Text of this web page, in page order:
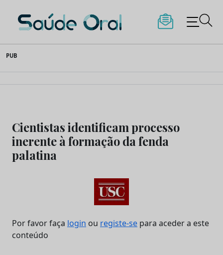
to
content
Saúde Oral
PUB
Cientistas identificam processo
inerente à formação da fenda
palatina
Por favor faça login ou registe-se para aceder a este
conteúdo